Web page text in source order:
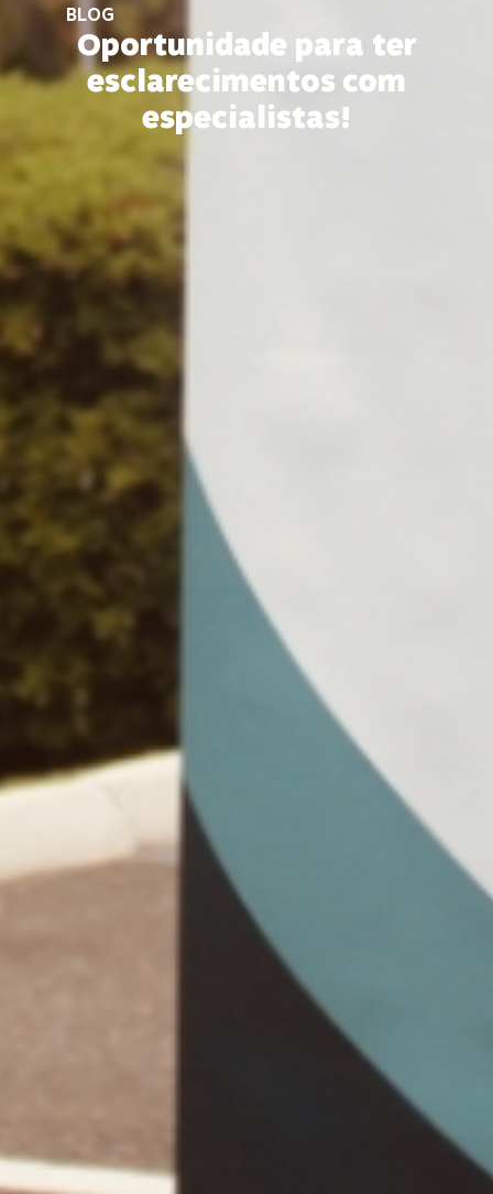
BLOG
Oportunidade para ter
esclarecimentos com
especialistas!